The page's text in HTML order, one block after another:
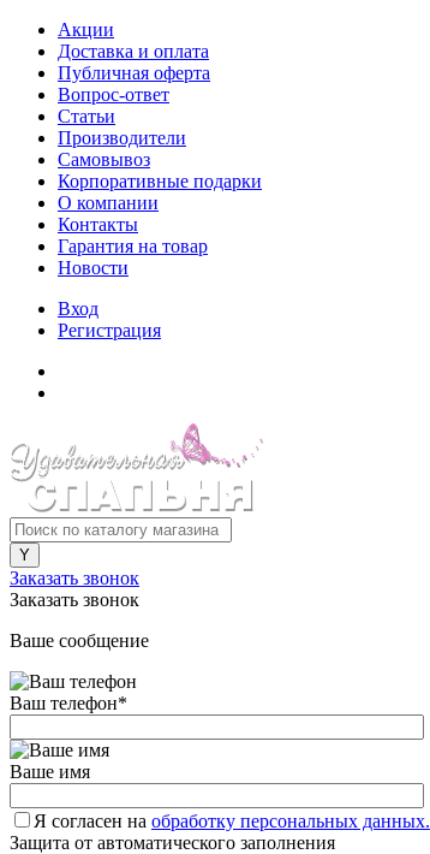
Акции
Доставка и оплата
Публичная оферта
Вопрос-ответ
Статьи
Производители
Самовывоз
Корпоративные подарки
О компании
Контакты
Гарантия на товар
Новости
Вход
Регистрация
Заказать звонок
Заказать звонок
Ваше сообщение
Ваш телефон*
Ваше имя
Я согласен на обработку персональных данных.
Защита от автоматического заполнения